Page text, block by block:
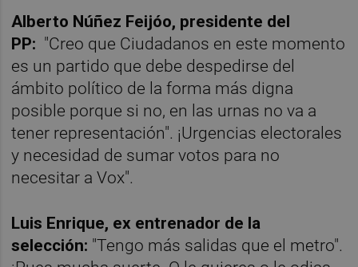
Alberto Núñez Feijóo, presidente del
PP: "Creo que Ciudadanos en este momento
es un partido que debe despedirse del
ámbito político de la forma más digna
posible porque si no, en las urnas no va a
tener representación". ¡Urgencias electorales
y necesidad de sumar votos para no
necesitar a Vox".
Luis Enrique, ex entrenador de la
selección: "Tengo más salidas que el metro".